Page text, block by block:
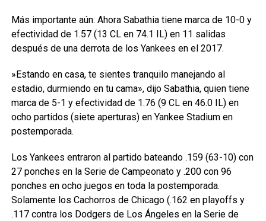
Más importante aún: Ahora Sabathia tiene marca de 10-0 y
efectividad de 1.57 (13 CL en 74.1 IL) en 11 salidas
después de una derrota de los Yankees en el 2017.
»Estando en casa, te sientes tranquilo manejando al
estadio, durmiendo en tu cama», dijo Sabathia, quien tiene
marca de 5-1 y efectividad de 1.76 (9 CL en 46.0 IL) en
ocho partidos (siete aperturas) en Yankee Stadium en
postemporada.
Los Yankees entraron al partido bateando .159 (63-10) con
27 ponches en la Serie de Campeonato y .200 con 96
ponches en ocho juegos en toda la postemporada.
Solamente los Cachorros de Chicago (.162 en playoffs y
.117 contra los Dodgers de Los Ángeles en la Serie de